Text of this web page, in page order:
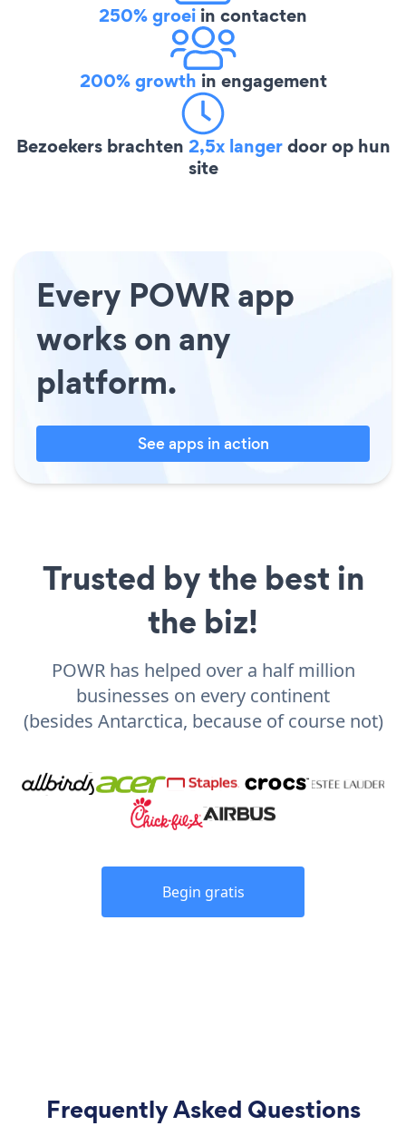
250% groei in contacten
200% growth in engagement
Bezoekers brachten 2,5x langerdoor op hun
site
Every POWR app
works on any
platform.
See apps in action
Trusted by the best in
the biz!
POWR has helped over a half million
businesses on every continent
(besides Antarctica, because of course not)
Begin gratis
Frequently Asked Questions